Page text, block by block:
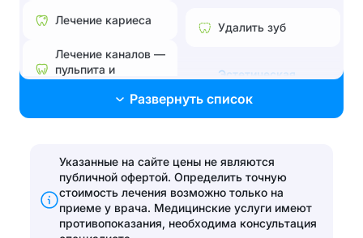
Лечение кариеса
Лечение каналов —
пульпита и
Лечение
пародонтита
Эстетические
реставрации
Удалить зуб
Эстетическая
Поставить брекеты,
Эстетические
реставрации
Установить виниры
Развернуть список
Указанные на сайте цены не являются
публичной офертой. Определить точную
стоимость лечения возможно только на
приеме у врача. Медицинские услуги имеют
противопоказания, необходима консультация